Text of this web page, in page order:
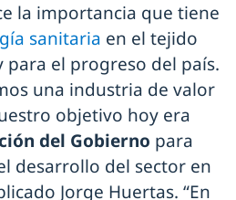
la importancia que tiene
sanitaria en el tejido
el progreso del país.
una industria de valor
objetivo hoy era
del Gobierno para
desarrollo del sector en
Jorge Huertas. “En